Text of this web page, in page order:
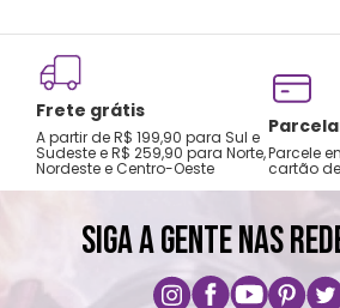
neutro.
Não recomendado colocar
Não vai ao micro-ondas.
Não utilizar produtos
Frete grátis
A partir de R$ 199,90 para Sul e
Sudeste e R$ 259,90 para Norte,
Nordeste e Centro-Oeste
Parcele
cartão
SIGA A GENTE NAS